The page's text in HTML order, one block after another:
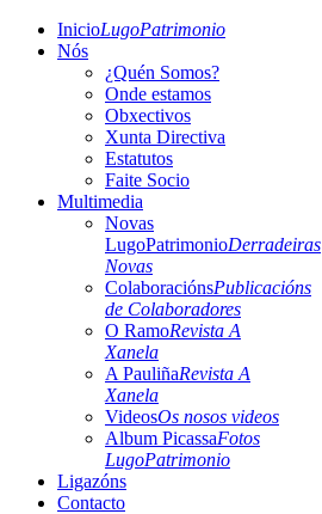
InicioLugoPatrimonio
Nós
¿Quén Somos?
Onde estamos
Obxectivos
Xunta Directiva
Estatutos
Faite Socio
Multimedia
Novas
LugoPatrimonioDerradeiras
Novas
ColaboraciónsPublicacións
de Colaboradores
O RamoRevista A
Xanela
A PauliñaRevista A
Xanela
VideosOs nosos videos
Album PicassaFotos
LugoPatrimonio
Ligazóns
Contacto